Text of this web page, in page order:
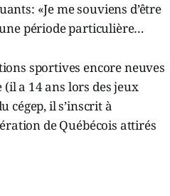
«Je me souviens d’être
une période particulière…
sportives encore neuves
(il a 14 ans lors des jeux
cégep, il s’inscrit à
de Québécois attirés